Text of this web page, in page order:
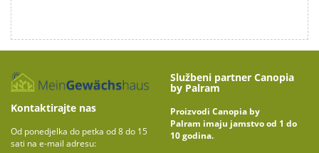
Kontaktirajte nas
Od ponedjelka do petka od 8 do 15
sati na e-mail adresu:
Službeni partner Canopia
by Palram
Proizvodi Canopia by
Palram imaju jamstvo od 1 do
10 godina.